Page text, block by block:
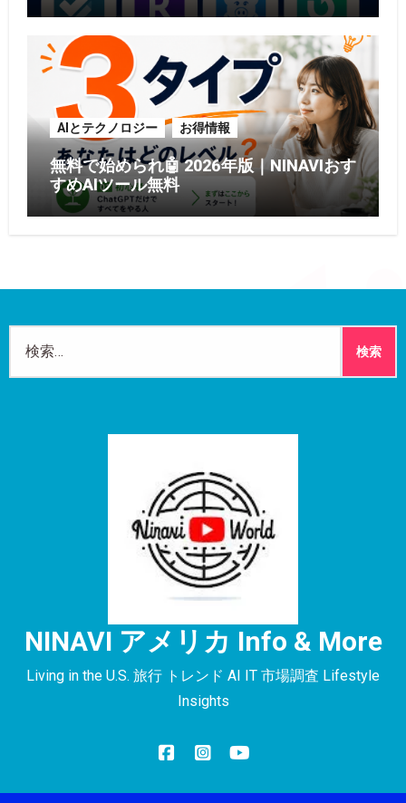
AIとテクノロジー お得情報
無料で始められ🤖 2026年版｜NINAVIおす
すめAIツール無料
NINAVI アメリカ Info & More
Living in the U.S. 旅行 トレンド AI IT 市場調査 Lifestyle
Insights